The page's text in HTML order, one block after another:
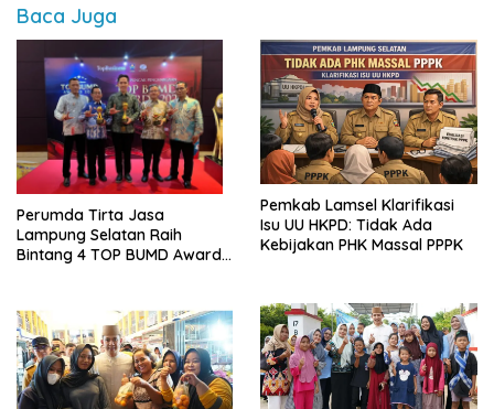
Baca Juga
Perumda Tirta Jasa
Lampung Selatan Raih
Bintang 4 TOP BUMD Awards
Pemkab Lamsel Klarifikasi
Isu UU HKPD: Tidak Ada
Kebijakan PHK Massal PPPK